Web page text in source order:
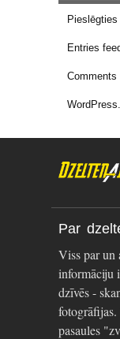
Pieslēgties
Entries
Comments
Par
Viss par un
informāciju
dzīvēs -
pasaules